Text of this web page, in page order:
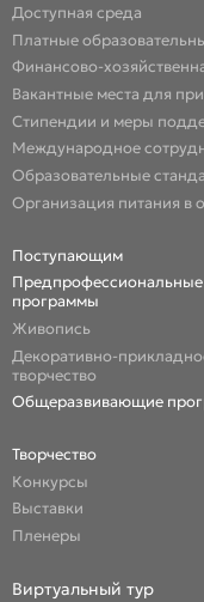
Доступная среда
Платные
Финансово-
Вакантные места для
Стипендии и меры
Международное
Образовательные
Организация питания в
Поступающим
Предпрофессиональные
программы
Живопись
Декоративно-
творчество
Общеразвивающие
Творчество
Конкурсы
Выставки
Пленеры
Виртуальный тур